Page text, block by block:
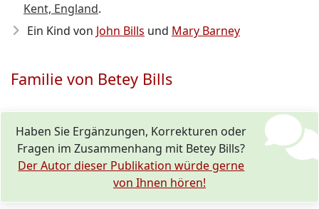
Kent, England.
Ein Kind von John Bills und Mary Barney
Familie von Betey Bills
Haben Sie Ergänzungen, Korrekturen oder
Fragen im Zusammenhang mit Betey Bills?
Der Autor dieser Publikation würde gerne
von Ihnen hören!